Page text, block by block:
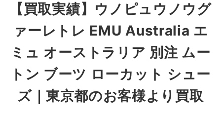
【買取実績】 ウノピュウノウグ
ァーレトレ EMU Australia エ
ミュ オーストラリア 別注 ムー
トン ブーツ ローカット シュー
ズ ｜東京都のお客様より買取